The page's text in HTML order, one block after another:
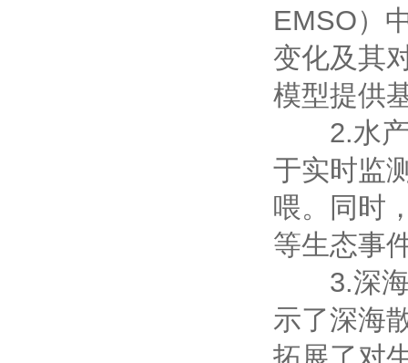
EMSO）
变化及其
模型提供
2.水产
于实时监
喂。同时
等生态事
3.深海
示了深海